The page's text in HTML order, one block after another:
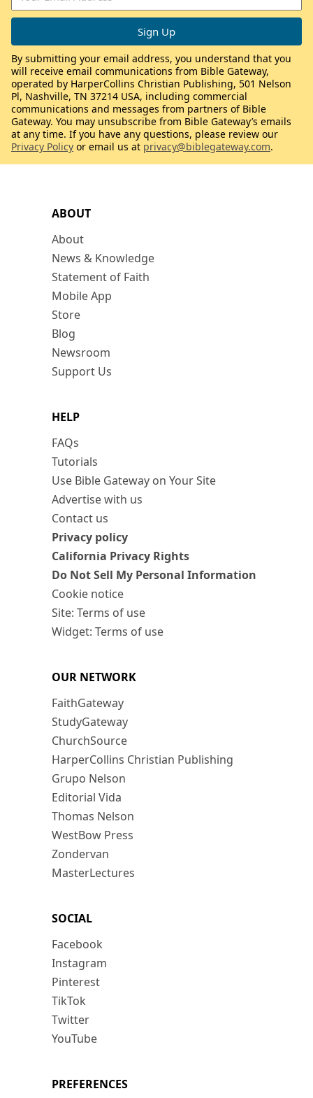
ABOUT
About
News & Knowledge
Statement of Faith
Mobile App
Store
Blog
Newsroom
Support Us
HELP
FAQs
Tutorials
Use Bible Gateway on Your Site
Advertise with us
Contact us
Privacy policy
California Privacy Rights
Do Not Sell My Personal Information
Cookie notice
Site: Terms of use
Widget: Terms of use
OUR NETWORK
FaithGateway
StudyGateway
ChurchSource
HarperCollins Christian Publishing
Grupo Nelson
Editorial Vida
Thomas Nelson
WestBow Press
Zondervan
MasterLectures
SOCIAL
Facebook
Instagram
Pinterest
TikTok
Twitter
YouTube
PREFERENCES
By submitting your email address, you understand that you
will receive email communications from Bible Gateway,
operated by HarperCollins Christian Publishing, 501 Nelson
Pl, Nashville, TN 37214 USA, including commercial
communications and messages from partners of Bible
Gateway. You may unsubscribe from Bible Gateway’s emails
at any time. If you have any questions, please review our
Privacy Policy or email us at privacy@biblegateway.com.